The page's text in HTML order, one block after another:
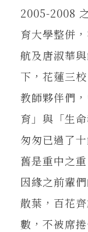
東華風景
2005-2008
育大學整併
航及唐淑華
下，花蓮三
教師夥伴們
育」與「生
匆匆已過了
舊是重中之
因緣之前輩
散葉，百花
數，不被席